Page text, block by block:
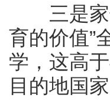
三是家
育的价值”
学，这高
目的地国家